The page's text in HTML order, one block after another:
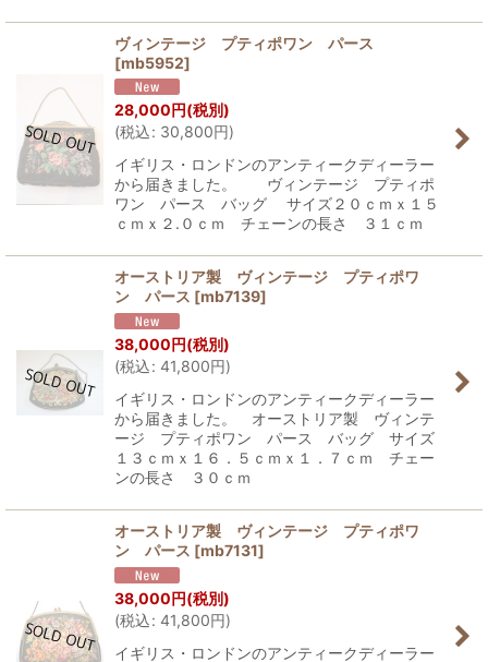
ヴィンテージ プティポワン パース
[mb5952]
28,000円(税別)
(税込: 30,800円)
イギリス・ロンドンのアンティークディーラー
から届きました。 ヴィンテージ プティポ
ワン パース バッグ サイズ２０ｃｍｘ１５
ｃｍｘ２.０ｃｍ チェーンの長さ ３１ｃｍ
オーストリア製 ヴィンテージ プティポワ
ン パース [mb7139]
38,000円(税別)
(税込: 41,800円)
イギリス・ロンドンのアンティークディーラー
から届きました。 オーストリア製 ヴィンテ
ージ プティポワン パース バッグ サイズ
１３ｃｍｘ１６．５ｃｍｘ１．７ｃｍ チェー
ンの長さ ３０ｃｍ
オーストリア製 ヴィンテージ プティポワ
ン パース [mb7131]
38,000円(税別)
(税込: 41,800円)
イギリス・ロンドンのアンティークディーラー